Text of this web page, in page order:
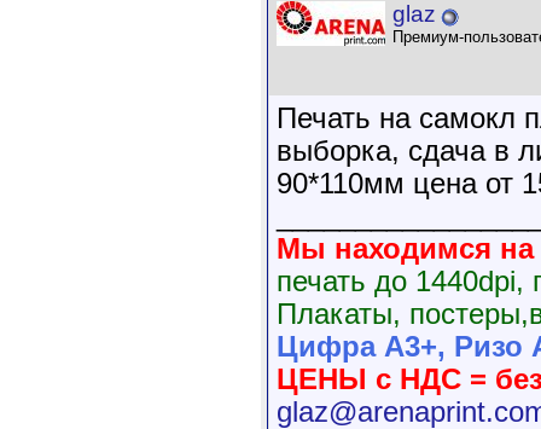
glaz
Премиум-
Печать на самокл
выборка, сдача в
90*110мм цена от
Мы находимся на
печать до 1440dpi,
Плакаты,
Цифра А3+, Ризо
ЦЕНЫ с НДС =